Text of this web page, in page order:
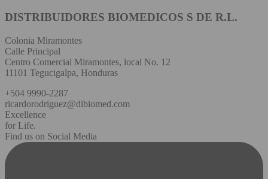
DISTRIBUIDORES BIOMEDICOS S DE R.L.
Colonia Miramontes
Calle Principal
Centro Comercial Miramontes, local No. 12
11101 Tegucigalpa, Honduras
+504 9990-2287
ricardorodriguez@dibiomed.com
Excellence
for Life.
Find us on Social Media